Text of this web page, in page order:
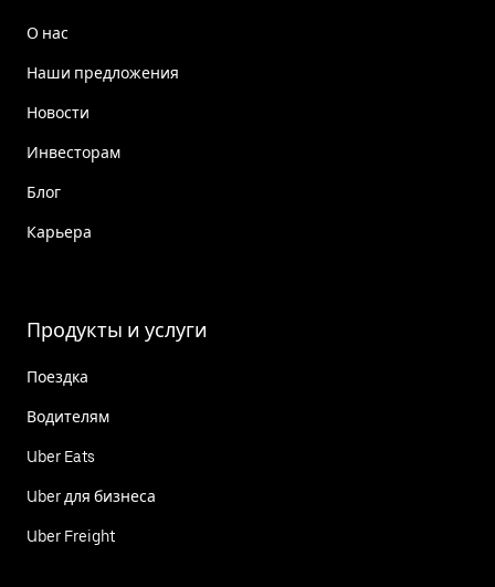
О нас
Наши предложения
Новости
Инвесторам
Блог
Карьера
Продукты и услуги
Поездка
Водителям
Uber Eats
Uber для бизнеса
Uber Freight